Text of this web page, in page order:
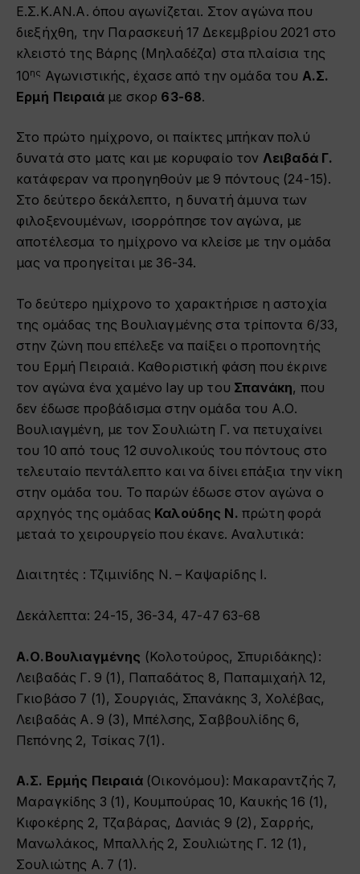
Ε.Σ.Κ.ΑΝ.Α. όπου αγωνίζεται. Στον αγώνα που
διεξήχθη, την Παρασκευή 17 Δεκεμβρίου 2021 στο
κλειστό της Βάρης (Μηλαδέζα) στα πλαίσια της
10ης Αγωνιστικής, έχασε από την ομάδα του Α.Σ.
Ερμή Πειραιάμε σκορ 63-68.
Στο πρώτο ημίχρονο, οι παίκτες μπήκαν πολύ
δυνατά στο ματς και με κορυφαίο τον Λειβαδά Γ.
κατάφεραν να προηγηθούν με 9 πόντους (24-15).
Στο δεύτερο δεκάλεπτο, η δυνατή άμυνα των
φιλοξενουμένων, ισορρόπησε τον αγώνα, με
αποτέλεσμα το ημίχρονο να κλείσε με την ομάδα
μας να προηγείται με 36-34.
Το δεύτερο ημίχρονο το χαρακτήρισε η αστοχία
της ομάδας της Βουλιαγμένης στα τρίποντα 6/33,
στην ζώνη που επέλεξε να παίξει ο προπονητής
του Ερμή Πειραιά. Καθοριστική φάση που έκρινε
τον αγώνα ένα χαμένο lay up του Σπανάκη, που
δεν έδωσε προβάδισμα στην ομάδα του Α.Ο.
Βουλιαγμένη, με τον Σουλιώτη Γ. να πετυχαίνει
του 10 από τους 12 συνολικούς του πόντους στο
τελευταίο πεντάλεπτο και να δίνει επάξια την νίκη
στην ομάδα του. Το παρών έδωσε στον αγώνα ο
αρχηγός της ομάδας Καλούδης Ν. πρώτη φορά
μεταά το χειρουργείο που έκανε. Αναλυτικά:
Διαιτητές : Τζιμινίδης Ν. – Καψαρίδης Ι.
Δεκάλεπτα: 24-15, 36-34, 47-47 63-68
Α.Ο.Βουλιαγμένης (Κολοτούρος, Σπυριδάκης):
Λειβαδάς Γ. 9 (1), Παπαδάτος 8, Παπαμιχαήλ 12,
Γκιοβάσο 7 (1), Σουργιάς, Σπανάκης 3, Χολέβας,
Λειβαδάς Α. 9 (3), Μπέλσης, Σαββουλίδης 6,
Πεπόνης 2, Τσίκας 7(1).
Α.Σ. Ερμής Πειραιά(Οικονόμου): Μακαραντζής 7,
Μαραγκίδης 3 (1), Κουμπούρας 10, Καυκής 16 (1),
Κιφοκέρης 2, Τζαβάρας, Δανιάς 9 (2), Σαρρής,
Μανωλάκος, Μπαλλής 2, Σουλιώτης Γ. 12 (1),
Σουλιώτης Α. 7 (1).